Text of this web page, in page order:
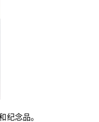
纪念品。